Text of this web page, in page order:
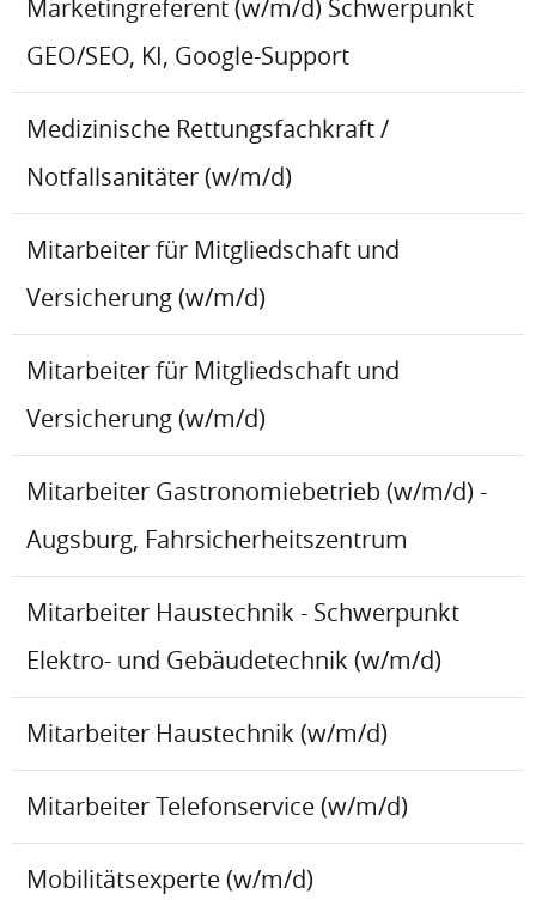
Marketingreferent (w/m/d) Schwerpunkt
GEO/SEO, KI, Google-Support
Medizinische Rettungsfachkraft /
Notfallsanitäter (w/m/d)
Mitarbeiter für Mitgliedschaft und
Versicherung (w/m/d)
Mitarbeiter für Mitgliedschaft und
Versicherung (w/m/d)
Mitarbeiter Gastronomiebetrieb (w/m/d) -
Augsburg, Fahrsicherheitszentrum
Mitarbeiter Haustechnik - Schwerpunkt
Elektro- und Gebäudetechnik (w/m/d)
Mitarbeiter Haustechnik (w/m/d)
Mitarbeiter Telefonservice (w/m/d)
Mobilitätsexperte (w/m/d)